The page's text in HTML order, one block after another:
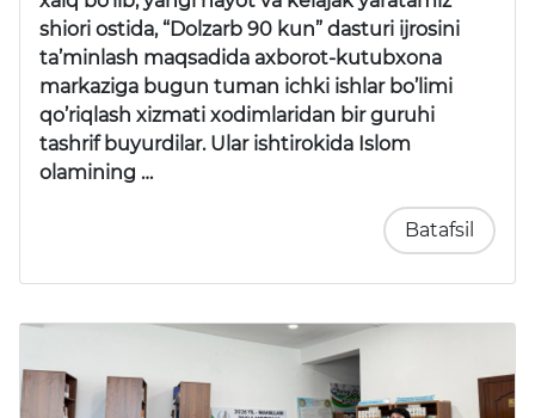
shiori ostida, “Dolzarb 90 kun” dasturi ijrosini
ta’minlash maqsadida axborot-kutubxona
markaziga bugun tuman ichki ishlar bo’limi
qo’riqlash xizmati xodimlaridan bir guruhi
tashrif buyurdilar. Ular ishtirokida Islom
olamining …
Batafsil